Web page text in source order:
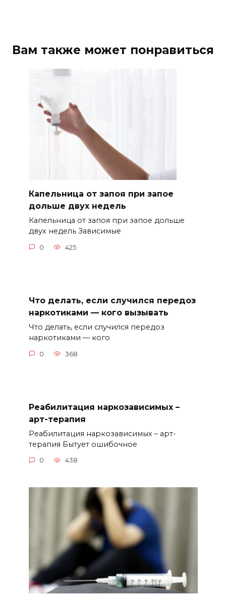
Вам также может понравиться
Капельница от запоя при запое
дольше двух недель
Капельница от запоя при запое дольше
двух недель Зависимые
0 425
Что делать, если случился передоз
наркотиками — кого вызывать
Что делать, если случился передоз
наркотиками — кого
0 368
Реабилитация наркозависимых –
арт-терапия
Реабилитация наркозависимых – арт-
терапия Бытует ошибочное
0 438